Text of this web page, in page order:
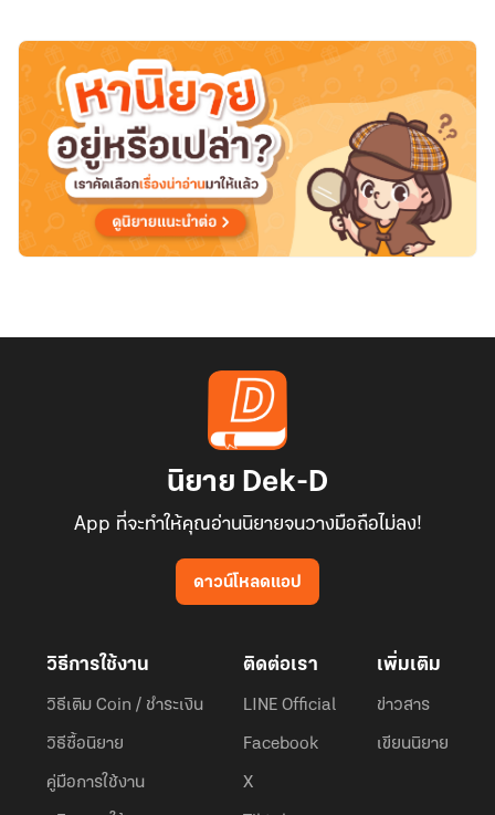
นิยาย Dek-D
App ที่จะทำให้คุณอ่านนิยายจนวางมือถือไม่ลง!
ดาวน์โหลดแอป
วิธีการใช้งาน
วิธีเติม Coin / ชำระเงิน
วิธีซื้อนิยาย
คู่มือการใช้งาน
ติดต่อเรา
LINE Official
Facebook
X
เพิ่มเติม
ข่าวสาร
เขียนนิยาย